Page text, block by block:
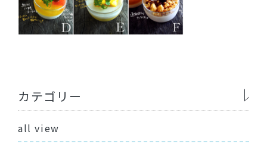
カテゴリー
all view